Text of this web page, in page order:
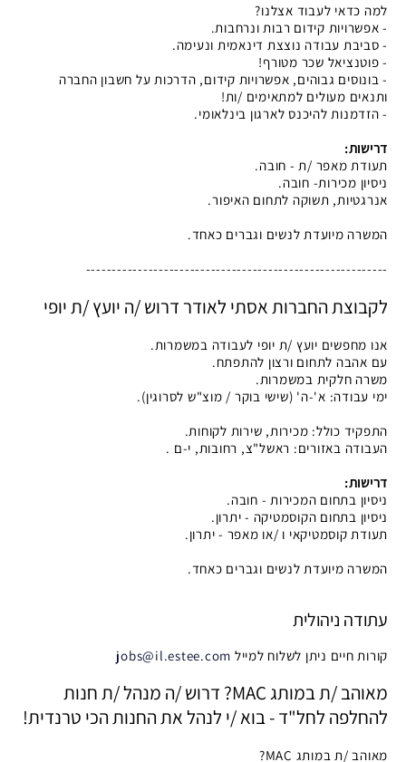
למה כדאי לעבוד אצלנו?
- אפשרויות קידום רבות ונרחבות.
- סביבת עבודה נוצצת דינאמית ונעימה.
- פוטנציאל שכר מטורף!
- בונוסים גבוהים, אפשרויות קידום, הדרכות על חשבון החברה
ותנאים מעולים למתאימים /ות!
- הזדמנות להיכנס לארגון בינלאומי.
דרישות:
תעודת מאפר /ת - חובה.
ניסיון מכירות- חובה.
אנרגטיות, תשוקה לתחום האיפור.
המשרה מיועדת לנשים וגברים כאחד.
----------------------------------------------------------
לקבוצת החברות אסתי לאודר דרוש /ה יועץ /ת יופי
אנו מחפשים יועץ /ת יופי לעבודה במשמרות.
עם אהבה לתחום ורצון להתפתח.
משרה חלקית במשמרות.
ימי עבודה: א'-ה' (שישי בוקר / מוצ"ש לסרוגין).
התפקיד כולל: מכירות, שירות לקוחות.
העבודה באזורים: ראשל"צ, רחובות, י-ם .
דרישות:
ניסיון בתחום המכירות - חובה.
ניסיון בתחום הקוסמטיקה - יתרון.
תעודת קוסמטיקאי ו /או מאפר - יתרון.
המשרה מיועדת לנשים וגברים כאחד.
עתודה ניהולית
קורות חיים ניתן לשלוח למייל jobs@il.estee.com
מאוהב /ת במותג MAC? דרוש /ה מנהל /ת חנות
להחלפה לחל"ד - בוא /י לנהל את החנות הכי טרנדית!
מאוהב /ת במותג MAC?